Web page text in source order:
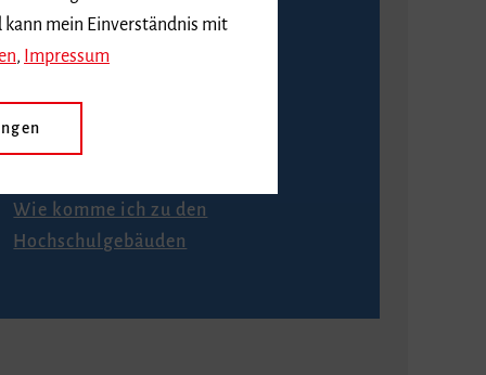
Barzahlung möglich.
Anfahrt
Wie komme ich zu den
Hochschulgebäuden
kann mein Einverständnis mit
Impressum